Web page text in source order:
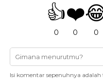
👍
0
❤️
0 0
Isi komentar sepenuhnya